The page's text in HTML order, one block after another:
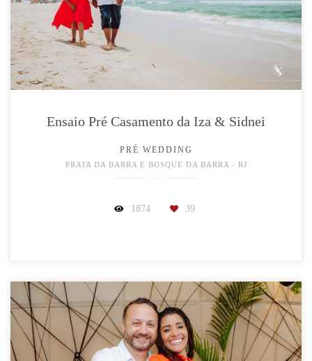
Ensaio Pré Casamento da Iza & Sidnei
PRÉ WEDDING
PRAIA DA BARRA E BOSQUE DA BARRA - RJ
1874 39